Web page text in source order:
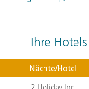
Ihre Hotels
Nächte/Hotel
2 Holiday Inn